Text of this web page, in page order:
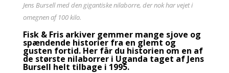
Jens Bursell med den gigantiske nilaborre, der nok har vejet i
omegnen af 100 kilo.
Fisk & Fris arkiver gemmer mange sjove og
spændende historier fra en glemt og
gusten fortid. Her får du historien om en af
de største nilaborrer i Uganda taget af Jens
Bursell helt tilbage i 1995.